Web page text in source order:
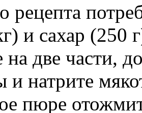
рецепта
и сахар (250
на две части,
и натрите
пюре